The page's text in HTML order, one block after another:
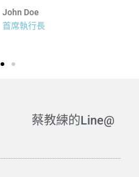
John Doe
首席執行長
蔡教練的Line@